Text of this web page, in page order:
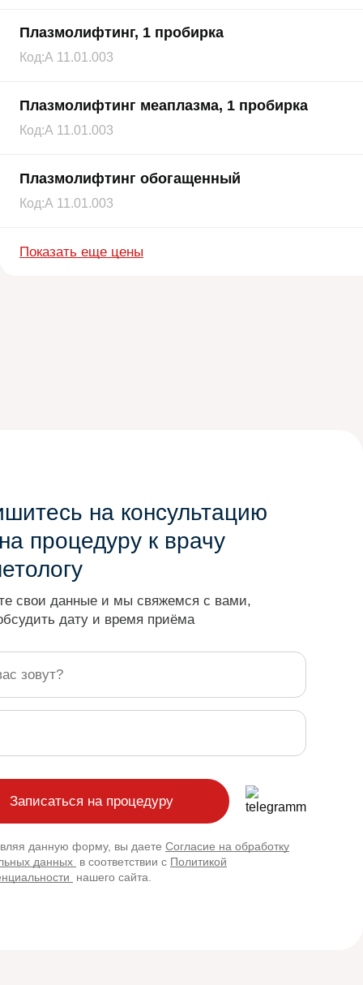
Плазмолифтинг, 1 пробирка
Код:А 11.01.003
Плазмолифтинг меаплазма, 1 пробирка
Код:А 11.01.003
Плазмолифтинг обогащенный
Код:А 11.01.003
Показать еще цены
на консультацию
процедуру к врачу
свои данные и мы свяжемся с вами,
дату и время приёма
данную форму, вы даете Согласие на обработку
данных в соответствии с Политикой
нашего сайта.